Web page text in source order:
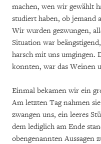
machen, wen wir gewählt
studiert haben, ob jemand
Wir wurden gezwungen,
Situation war
harsch mit uns umgingen.
konnten, war das Weinen
Einmal bekamen wir ein
Am letzten Tag nahmen
zwangen uns, ein leeres
dem lediglich am Ende
obengenannten Aussagen